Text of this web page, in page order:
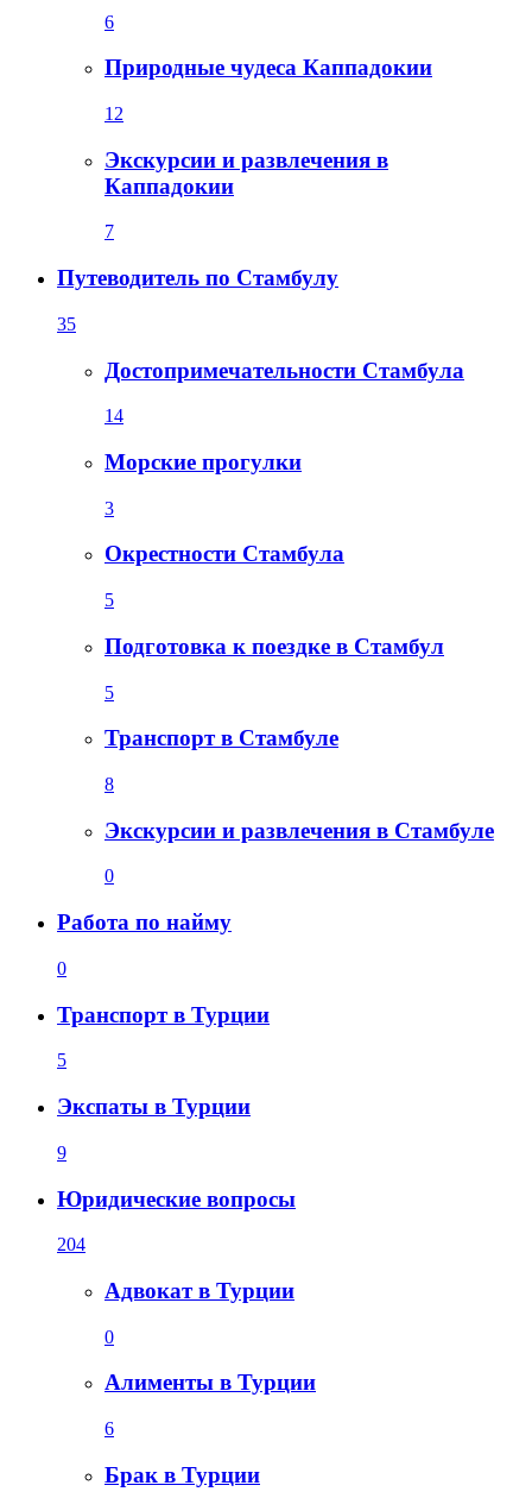
6
Природные чудеса Каппадокии
12
Экскурсии и развлечения в
Каппадокии
7
Путеводитель по Стамбулу
35
Достопримечательности Стамбула
14
Морские прогулки
3
Окрестности Стамбула
5
Подготовка к поездке в Стамбул
5
Транспорт в Стамбуле
8
Экскурсии и развлечения в Стамбуле
0
Работа по найму
0
Транспорт в Турции
5
Экспаты в Турции
9
Юридические вопросы
204
Адвокат в Турции
0
Алименты в Турции
6
Брак в Турции